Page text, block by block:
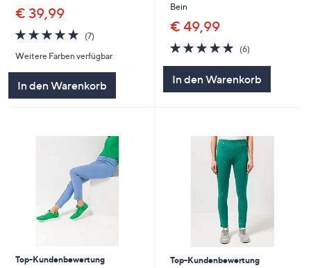
€ 39,99
4.9
von
5
(7)
Weitere Farben verfügbar
In den Warenkorb
Bein
€ 49,99
4.8
von
5
(6)
In den Warenkorb
Top-Kundenbewertung
Top-Kundenbewertung